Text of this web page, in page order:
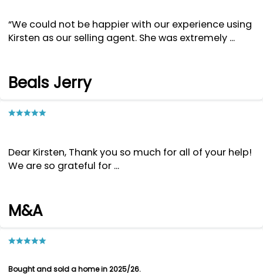
“We could not be happier with our experience using
Kirsten as our selling agent. She was extremely ...
Beals Jerry
Dear Kirsten, Thank you so much for all of your help!
We are so grateful for ...
M&A
Bought and sold a home in 2025/26.